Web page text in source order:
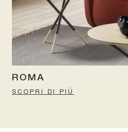
ROMA
SCOPRI DI PIÙ